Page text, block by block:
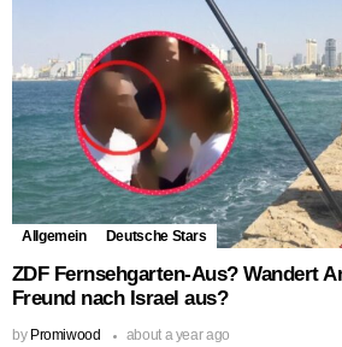
Allgemein Deutsche Stars
ZDF Fernsehgarten-Aus? Wandert
Freund nach Israel aus?
by Promiwood about a year ago